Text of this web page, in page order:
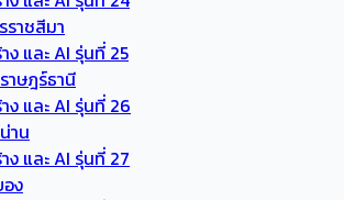
ราชสีมา
ง และ AI รุ่นที่ 25
าษฎร์ธานี
ง และ AI รุ่นที่ 26
าน
ง และ AI รุ่นที่ 27
อง